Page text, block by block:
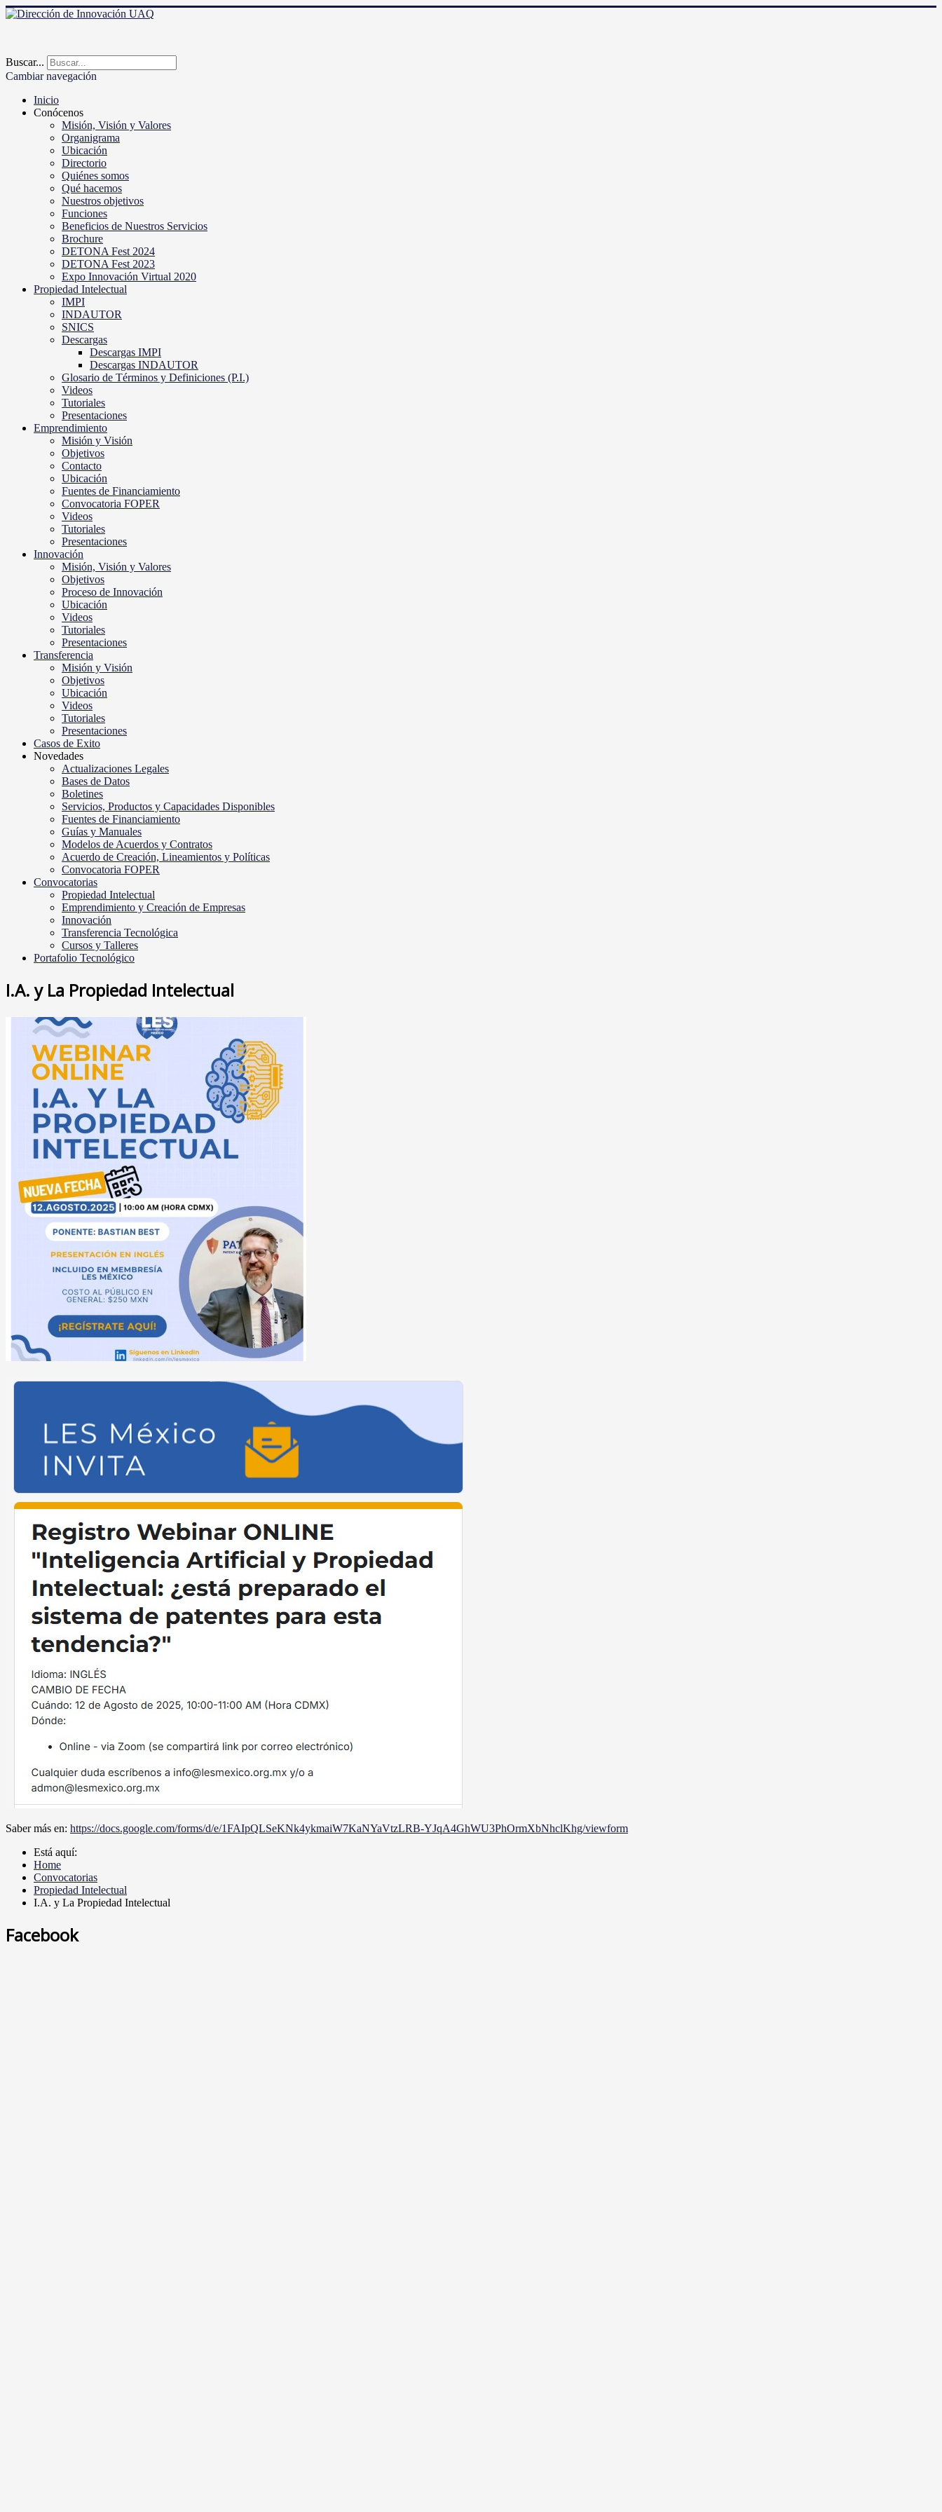
Buscar...
Cambiar navegación
Inicio
Conócenos
Misión, Visión y Valores
Organigrama
Ubicación
Directorio
Quiénes somos
Qué hacemos
Nuestros objetivos
Funciones
Beneficios de Nuestros Servicios
Brochure
DETONA Fest 2024
DETONA Fest 2023
Expo Innovación Virtual 2020
Propiedad Intelectual
IMPI
INDAUTOR
SNICS
Descargas
Descargas IMPI
Descargas INDAUTOR
Glosario de Términos y Definiciones (P.I.)
Videos
Tutoriales
Presentaciones
Emprendimiento
Misión y Visión
Objetivos
Contacto
Ubicación
Fuentes de Financiamiento
Convocatoria FOPER
Videos
Tutoriales
Presentaciones
Innovación
Misión, Visión y Valores
Objetivos
Proceso de Innovación
Ubicación
Videos
Tutoriales
Presentaciones
Transferencia
Misión y Visión
Objetivos
Ubicación
Videos
Tutoriales
Presentaciones
Casos de Exito
Novedades
Actualizaciones Legales
Bases de Datos
Boletines
Servicios, Productos y Capacidades Disponibles
Fuentes de Financiamiento
Guías y Manuales
Modelos de Acuerdos y Contratos
Acuerdo de Creación, Lineamientos y Políticas
Convocatoria FOPER
Convocatorias
Propiedad Intelectual
Emprendimiento y Creación de Empresas
Innovación
Transferencia Tecnológica
Cursos y Talleres
Portafolio Tecnológico
I.A. y La Propiedad Intelectual
Saber más en: https://docs.google.com/forms/d/e/1FAIpQLSeKNk4ykmaiW7KaNYaVtzLRB-YJqA4GhWU3PhOrmXbNhclKhg/viewform
Está aquí:
Home
Convocatorias
Propiedad Intelectual
I.A. y La Propiedad Intelectual
Facebook